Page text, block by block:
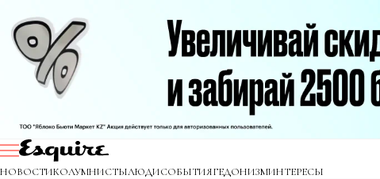
НОВОСТИКОЛУМНИСТЫЛЮДИСОБЫТИЯГЕДОНИЗМИНТЕРЕСЫ